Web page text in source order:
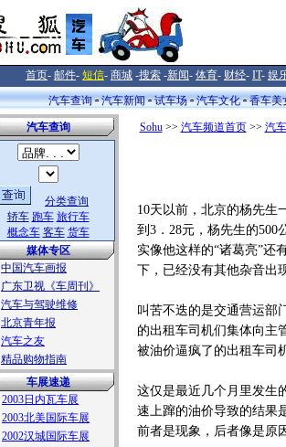
首页- 邮件- 短信- 商城 -搜索 -新闻- 体育- 财经- IT- 娱
汽车查询
汽车新闻 试车场 汽车文化 香车美
汽车查询
分类查询
轿车 跑车 旅行车
概念车 客车 货车
媒体专区
中国汽车画报
广东卫视《车周刊》
汽车与驾驶维修
北京青年报
汽车之友
精品购物指南
车展速递
2003日内瓦车展
2003北美国际车展
2002汉城国际车展
Sohu>> 汽车频道首页>> 汽
10天以前，北京的杨先生
到3．28元，杨先生的500
实像他这样的“诸葛亮”还
下，已经没有其他杂音出
叫苦不迭的是交通营运部
的出租车司机们集体向主
被油价逼疯了的出租车司
这仅是最近几个月里发生
速上蹿的油价导致的结果
前者是现象，后者像是原